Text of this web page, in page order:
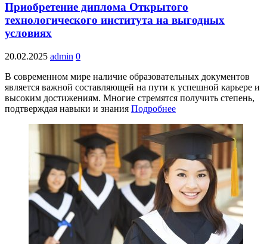
Приобретение диплома Открытого
технологического института на выгодных
условиях
20.02.2025 admin 0
В современном мире наличие образовательных документов
является важной составляющей на пути к успешной карьере и
высоким достижениям. Многие стремятся получить степень,
подтверждая навыки и знания Подробнее